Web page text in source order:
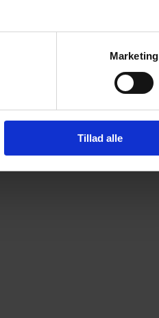
Marketing
Tillad alle